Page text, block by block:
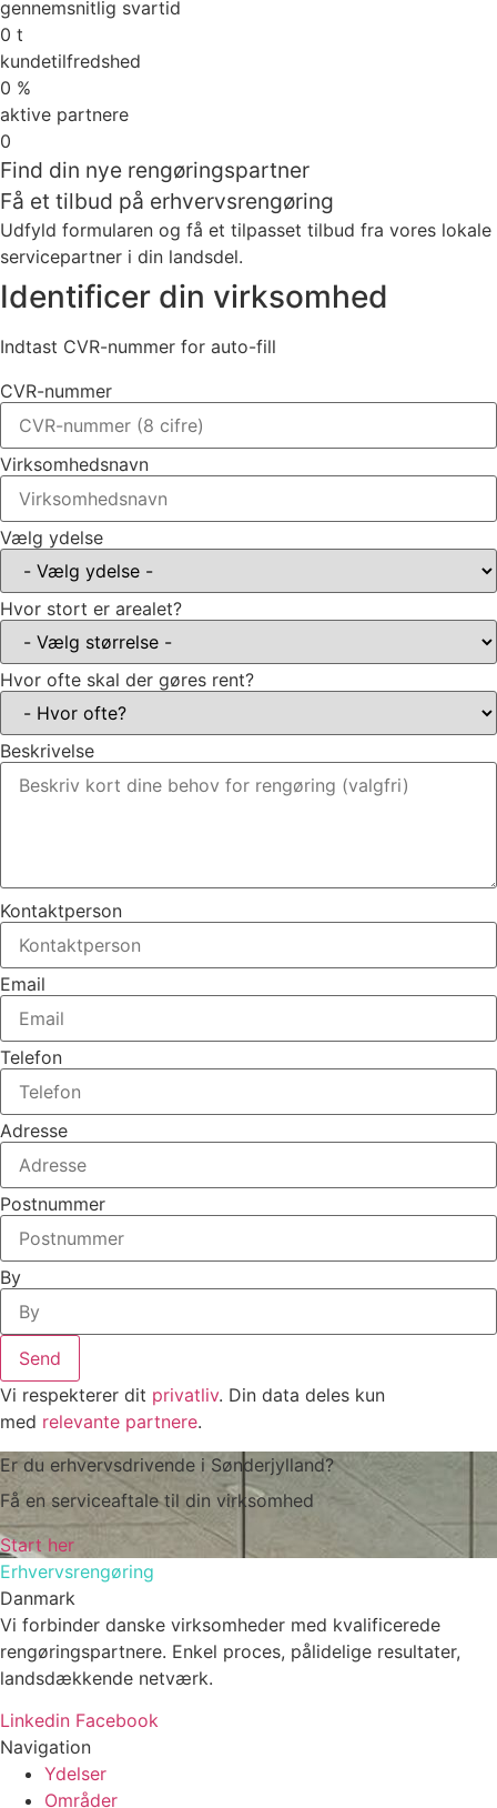
gennemsnitlig svartid
0 t
kundetilfredshed
0 %
aktive partnere
0
Find din nye rengøringspartner
Få et tilbud på erhvervsrengøring
Udfyld formularen og få et tilpasset tilbud fra vores lokale
servicepartner i din landsdel.
Identificer din virksomhed
Indtast CVR-nummer for auto-fill
CVR-nummer
Virksomhedsnavn
Vælg ydelse
Hvor stort er arealet?
Hvor ofte skal der gøres rent?
Beskrivelse
Kontaktperson
Email
Telefon
Adresse
Postnummer
By
Send
Vi respekterer dit privatliv. Din data deles kun
med relevante partnere.
Er du erhvervsdrivende i Sønderjylland?
Få en serviceaftale til din virksomhed
Start her
Erhvervsrengøring
Danmark
Vi forbinder danske virksomheder med kvalificerede
rengøringspartnere. Enkel proces, pålidelige resultater,
landsdækkende netværk.
Linkedin Facebook
Navigation
Ydelser
Områder